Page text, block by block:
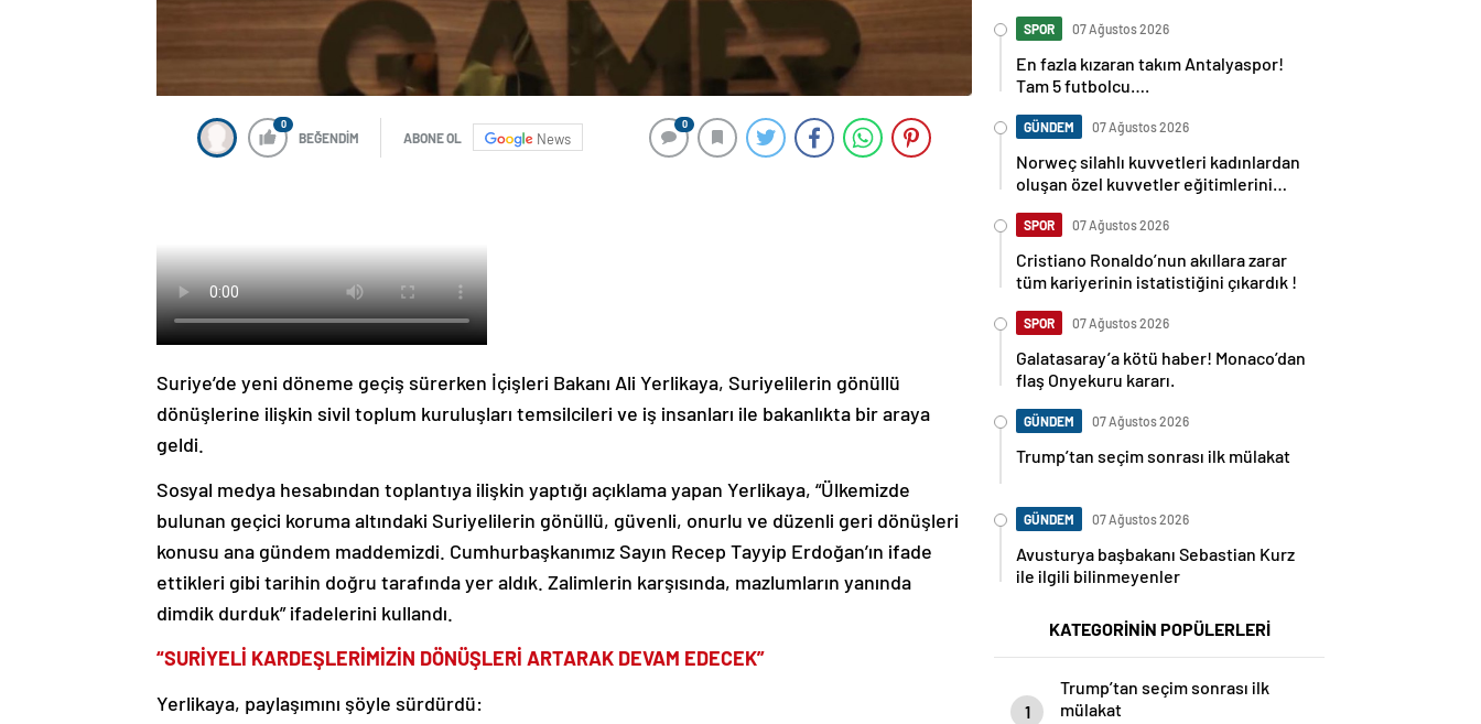
0
BEĞENDİM ABONE OL News
0
Suriye’de yeni döneme geçiş sürerken İçişleri Bakanı Ali Yerlikaya, Suriyelilerin gönüllü
dönüşlerine ilişkin sivil toplum kuruluşları temsilcileri ve iş insanları ile bakanlıkta bir araya
geldi.
Sosyal medya hesabından toplantıya ilişkin yaptığı açıklama yapan Yerlikaya, “Ülkemizde
bulunan geçici koruma altındaki Suriyelilerin gönüllü, güvenli, onurlu ve düzenli geri dönüşleri
konusu ana gündem maddemizdi. Cumhurbaşkanımız Sayın Recep Tayyip Erdoğan’ın ifade
ettikleri gibi tarihin doğru tarafında yer aldık. Zalimlerin karşısında, mazlumların yanında
dimdik durduk” ifadelerini kullandı.
“SURİYELİ KARDEŞLERİMİZİN DÖNÜŞLERİ ARTARAK DEVAM EDECEK”
Yerlikaya, paylaşımını şöyle sürdürdü:
SPOR 07 Ağustos 2026
En fazla kızaran takım Antalyaspor!
Tam 5 futbolcu….
GÜNDEM 07 Ağustos 2026
Norweç silahlı kuvvetleri kadınlardan
oluşan özel kuvvetler eğitimlerini
SPOR 07 Ağustos 2026
Cristiano Ronaldo’nun akıllara zarar
tüm kariyerinin istatistiğini çıkardık !
SPOR 07 Ağustos 2026
Galatasaray’a kötü haber! Monaco’dan
flaş Onyekuru kararı.
GÜNDEM 07 Ağustos 2026
Trump’tan seçim sonrası ilk mülakat
GÜNDEM 07 Ağustos 2026
Avusturya başbakanı Sebastian Kurz
ile ilgili bilinmeyenler
KATEGORİNİN POPÜLERLERİ
1
Trump’tan seçim sonrası ilk
mülakat